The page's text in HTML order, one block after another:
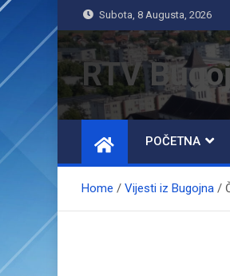
Subota, 8 Augusta, 2026
RTV
POČETNA
Home Vijesti iz Bugojna